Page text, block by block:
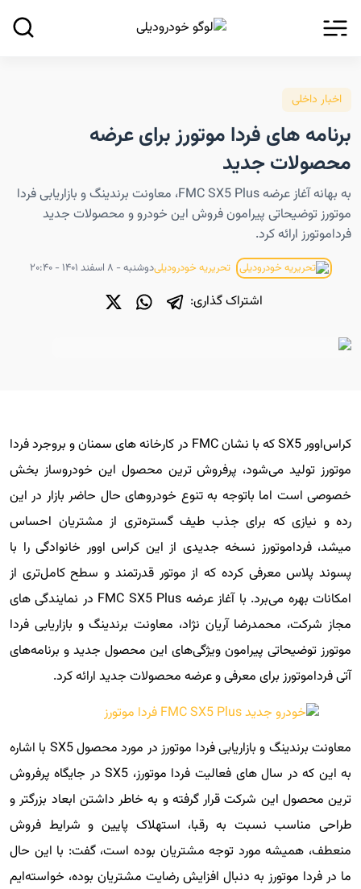
اخبار داخلی
برنامه های فردا موتورز برای عرضه
محصولات جدید
به بهانه آغاز عرضه FMC SX5 Plus، معاونت برندینگ و بازاریابی فردا
موتورز توضیحاتی پیرامون فروش این خودرو و محصولات جدید
فرداموتورز ارائه کرد.
تحریریه خودرودیلیدوشنبه - ۸ اسفند ۱۴۰۱ - ۲۰:۴۰
اشتراک گذاری:
کراس‌اوور SX5 که با نشان FMC در کارخانه های سمنان و بروجرد فردا
موتورز تولید می‌شود، پرفروش ترین محصول این خودروساز بخش
خصوصی است اما باتوجه به تنوع خودروهای حال حاضر بازار در این
رده و نیازی که برای جذب طیف گستره‌تری از مشتریان احساس
میشد، فرداموتورز نسخه جدیدی از این کراس اوور خانوادگی را با
پسوند پلاس معرفی کرده که از موتور قدرتمند و سطح کامل‌تری از
امکانات بهره می‌برد. با آغاز عرضه FMC SX5 Plus در نمایندگی های
مجاز شرکت، محمدرضا آریان نژاد، معاونت برندینگ و بازاریابی فردا
موتورز توضیحاتی پیرامون ویژگی‌های این محصول جدید و برنامه‌های
آتی فرداموتورز برای معرفی و عرضه محصولات جدید ارائه کرد.
معاونت برندینگ و بازاریابی فردا موتورز در مورد محصول SX5 با اشاره
به این که در سال های فعالیت فردا موتورز، SX5 در جایگاه پرفروش
ترین محصول این شرکت قرار گرفته و به خاطر داشتن ابعاد بزرگتر و
طراحی مناسب نسبت به رقبا، استهلاک پایین و شرایط فروش
منعطف، همیشه مورد توجه مشتریان بوده است، گفت: با این حال
ما در فردا موتورز به دنبال افزایش رضایت مشتریان بوده، خواسته‌ایم